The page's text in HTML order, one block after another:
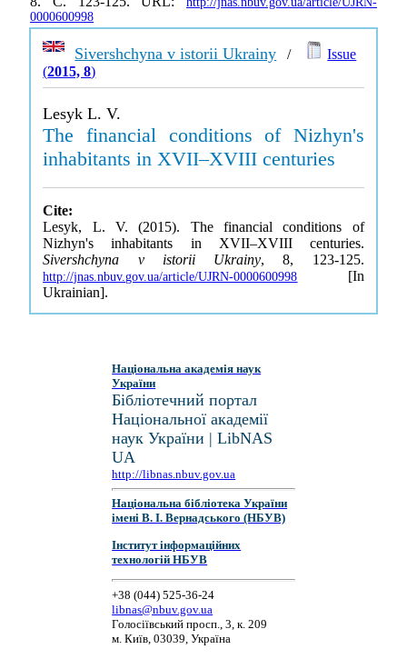
0000600998
Sivershchyna v istorii Ukrainy /
Issue
(2015, 8)
Lesyk L. V.
The financial conditions of Nizhyn's
inhabitants in XVII–XVIII centuries
Cite:
Lesyk, L. V. (2015). The financial conditions of
Nizhyn's inhabitants in XVII–XVIII centuries.
Sivershchyna v istorii Ukrainy, 8, 123-125.
http://jnas.nbuv.gov.ua/article/UJRN-0000600998 [In
Ukrainian].
Національна академія наук
України
Бібліотечний портал
Національної академії
наук України | LibNAS
UA
http://libnas.nbuv.gov.ua
Національна бібліотека України
імені В. І. Вернадського (НБУВ)
Інститут інформаційних
технологій НБУВ
+38 (044) 525-36-24
libnas@nbuv.gov.ua
Голосіївський просп., 3, к. 209
м. Київ, 03039, Україна